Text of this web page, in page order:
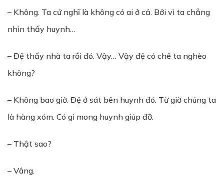
– Không. Ta cứ nghĩ là không có ai ở cả. Bởi vì ta chẳng
nhìn thấy huynh…
– Đệ thấy nhà ta rồi đó. Vậy… Vậy đệ có chê ta nghèo
không?
– Không bao giờ. Đệ ở sát bên huynh đó. Từ giờ chúng ta
là hàng xóm. Có gì mong huynh giúp đỡ.
– Thật sao?
– Vâng.